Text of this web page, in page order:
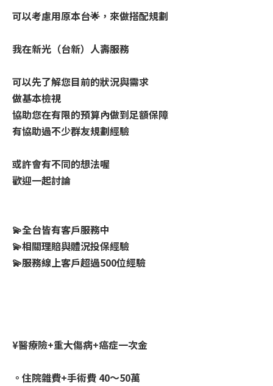
可以考慮用原本台🌟，來做搭配規劃
我在新光（台新）人壽服務
可以先了解您目前的狀況與需求
做基本檢視
協助您在有限的預算內做到足額保障
有協助過不少群友規劃經驗
或許會有不同的想法喔
歡迎一起討論
💫全台皆有客戶服務中
💫相關理賠與體況投保經驗
💫服務線上客戶超過500位經驗
¥醫療險+重大傷病+癌症一次金
。住院雜費+手術費 40～50萬